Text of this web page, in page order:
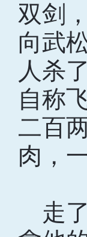
双剑
向武
人杀
自称
二百
肉，
走了